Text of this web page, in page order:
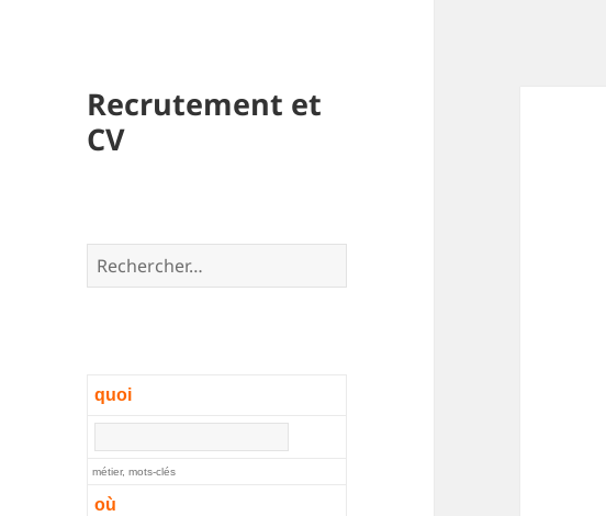
Recrutement et
CV
Rechercher :
quoi
métier, mots-clés
où